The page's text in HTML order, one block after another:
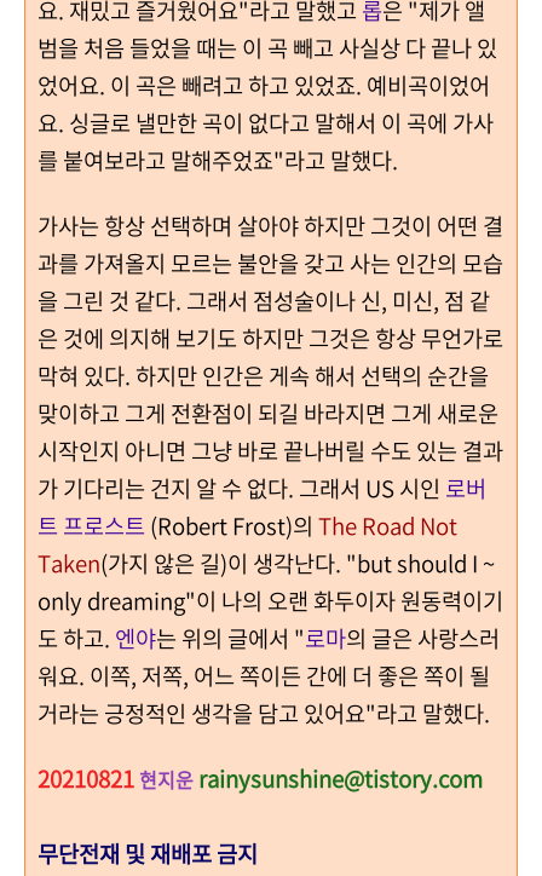
요. 재밌고 즐거웠어요"라고 말했고 롭은 "제가 앨
범을 처음 들었을 때는 이 곡 빼고 사실상 다 끝나 있
었어요. 이 곡은 빼려고 하고 있었죠. 예비곡이었어
요. 싱글로 낼만한 곡이 없다고 말해서 이 곡에 가사
를 붙여보라고 말해주었죠"라고 말했다.
가사는 항상 선택하며 살아야 하지만 그것이 어떤 결
과를 가져올지 모르는 불안을 갖고 사는 인간의 모습
을 그린 것 같다. 그래서 점성술이나 신, 미신, 점 같
은 것에 의지해 보기도 하지만 그것은 항상 무언가로
막혀 있다. 하지만 인간은 게속 해서 선택의 순간을
맞이하고 그게 전환점이 되길 바라지면 그게 새로운
시작인지 아니면 그냥 바로 끝나버릴 수도 있는 결과
가 기다리는 건지 알 수 없다. 그래서 US 시인 로버
트 프로스트(Robert Frost)의 The Road Not
Taken(가지 않은 길)이 생각난다. "but should I ~
only dreaming"이 나의 오랜 화두이자 원동력이기
도 하고. 엔야는 위의 글에서 "로마의 글은 사랑스러
워요. 이쪽, 저쪽, 어느 쪽이든 간에 더 좋은 쪽이 될
거라는 긍정적인 생각을 담고 있어요"라고 말했다.
20210821 현지운 rainysunshine@tistory.com
무단전재 및 재배포 금지